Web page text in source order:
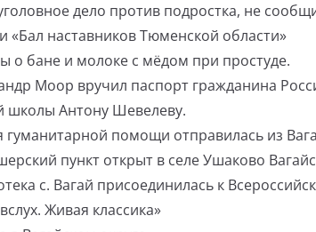
дело против подростка, не
«Бал наставников Тюменской области»
о бане и молоке с мёдом при простуде.
Моор вручил паспорт гражданина
школы Антону Шевелеву.
помощи отправилась из
пункт открыт в селе Ушаково
с. Вагай присоединилась к
Живая классика»